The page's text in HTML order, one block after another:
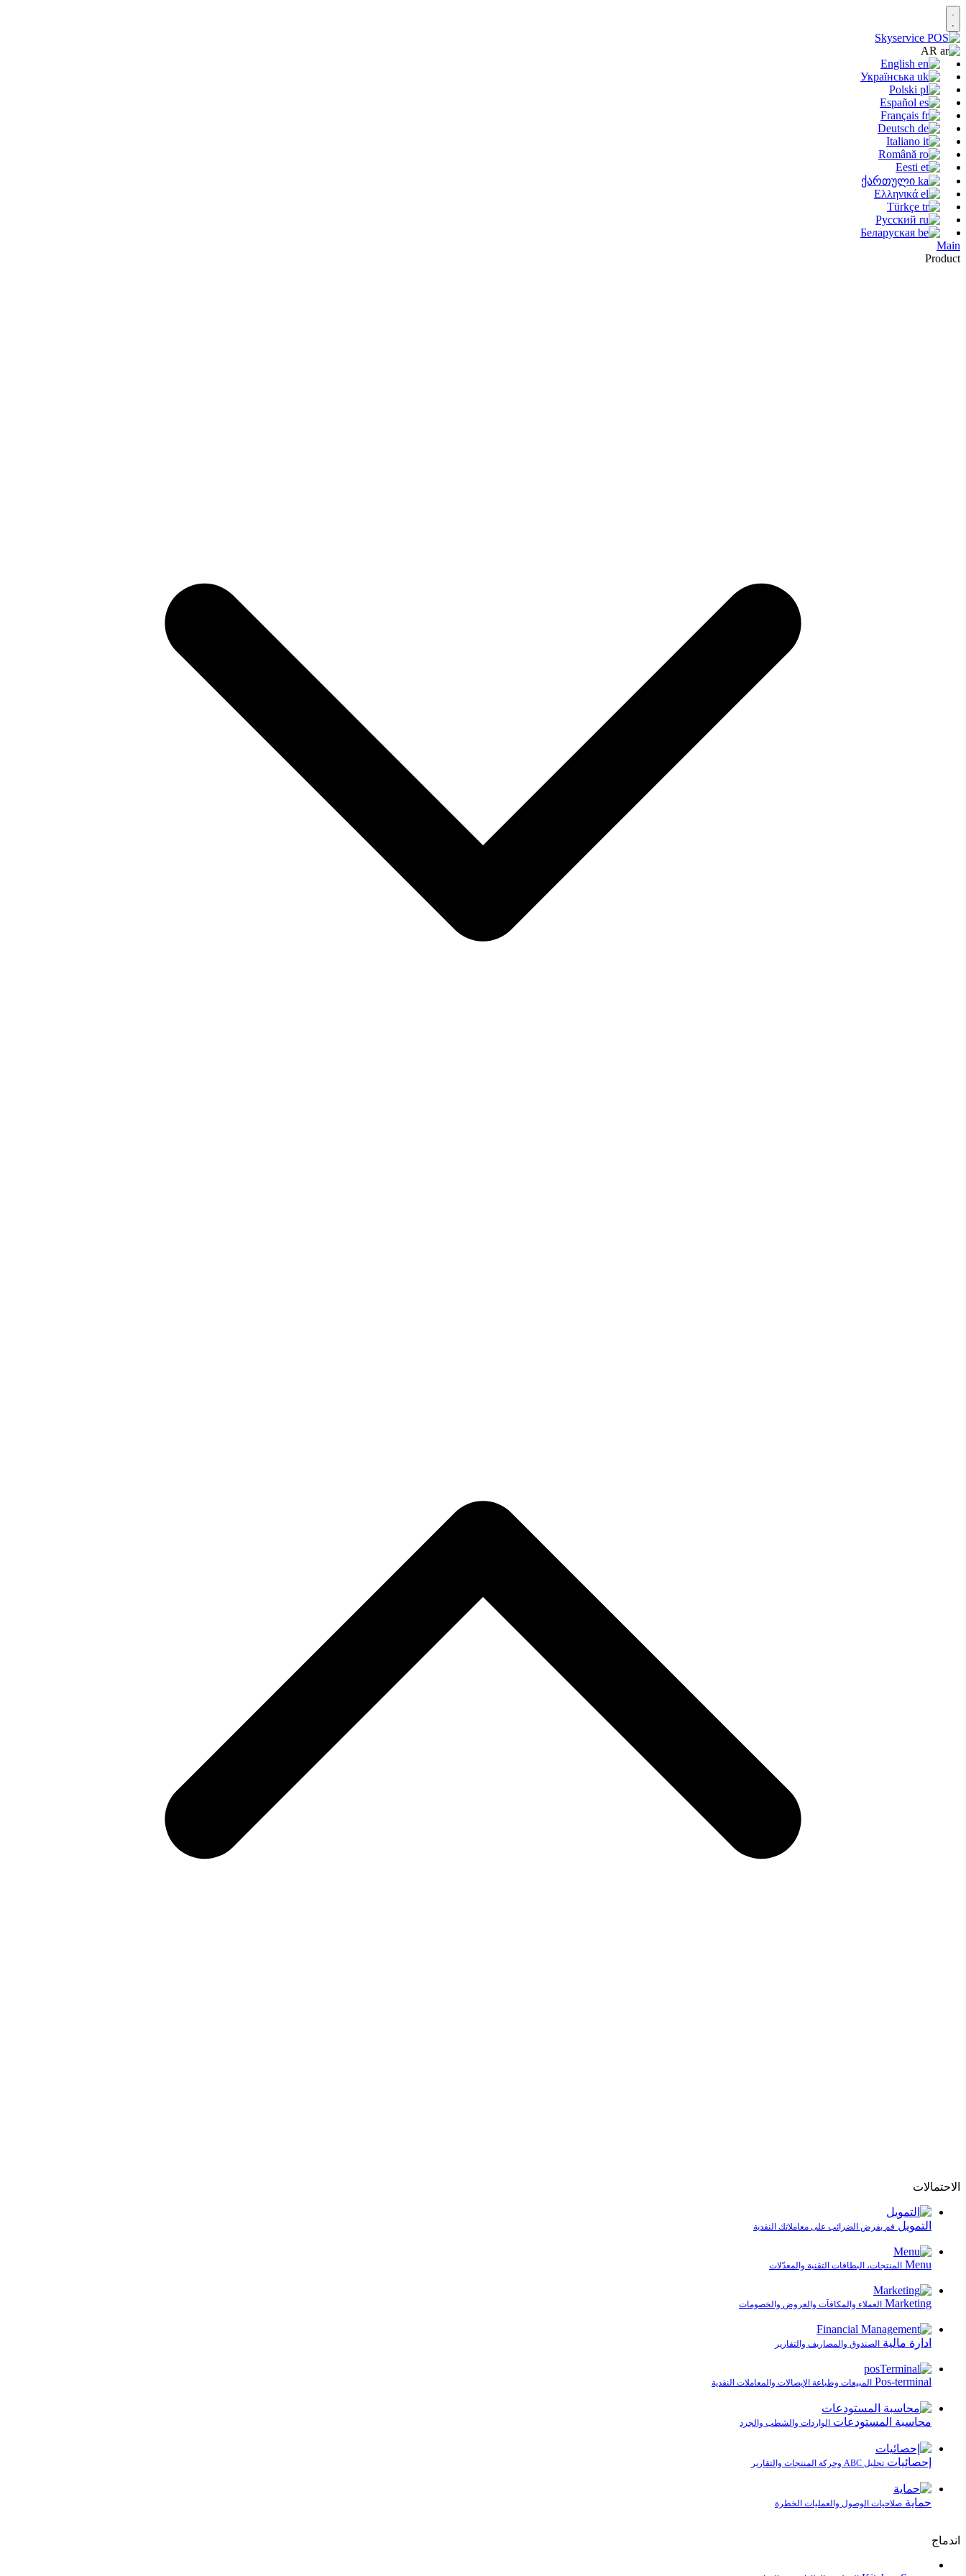
English
Українська
Polski
Español
Français
Deutsch
Italiano
Română
Eesti
ქართული
Ελληνικά
Türkçe
Русский
Беларуская
Main
Product
الاحتمالات
التمويل قم بفرض الضرائب على معاملاتك النقدية
Menu المنتجات، البطاقات التقنية والمعدّلات
Marketing العملاء والمكافآت والعروض والخصومات
ادارة مالية الصندوق والمصاريف والتقارير
Pos-terminal المبيعات وطباعة الإيصالات والمعاملات النقدية
محاسبة المستودعات الواردات والشطب والجرد
إحصائيات تحليل ABC وحركة المنتجات والتقارير
حماية صلاحيات الوصول والعمليات الخطرة
اندماج